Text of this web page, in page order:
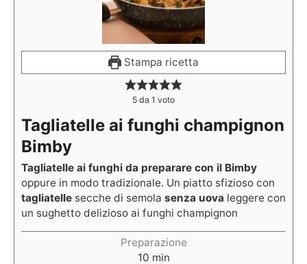
Stampa ricetta
5 da 1 voto
Tagliatelle ai funghi champignon
Bimby
Tagliatelle ai funghi da preparare con il Bimby
oppure in modo tradizionale. Un piatto sfizioso con
tagliatelle secche di semola senza uova leggere con
un sughetto delizioso ai funghi champignon
Preparazione
10 min